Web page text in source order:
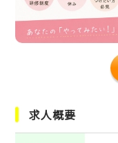
求人概要